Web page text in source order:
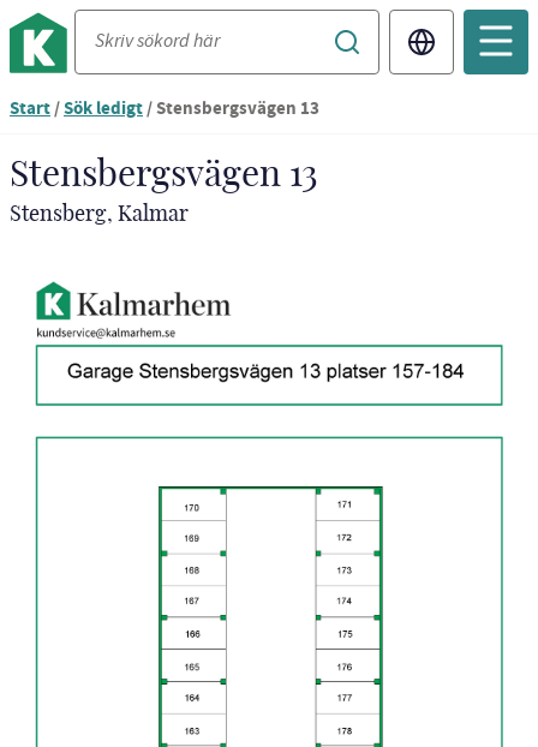
Translate
Start/Sök ledigt/Stensbergsvägen 13
Stensbergsvägen 13
Stensberg, Kalmar